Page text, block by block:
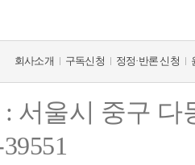
회사소개 구독신청 정정·반론 신청
서울시 중구